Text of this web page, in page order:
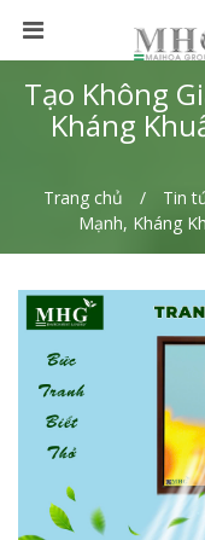
Tạo Không
Kháng
Trang chủ Tin
Mạnh, Kháng